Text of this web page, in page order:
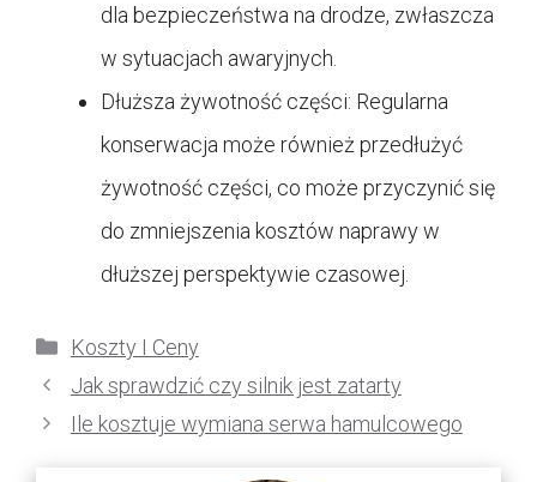
dla bezpieczeństwa na drodze, zwłaszcza
w sytuacjach awaryjnych.
Dłuższa żywotność części: Regularna
konserwacja może również przedłużyć
żywotność części, co może przyczynić się
do zmniejszenia kosztów naprawy w
dłuższej perspektywie czasowej.
Kategorie
Koszty I Ceny
Jak sprawdzić czy silnik jest zatarty
Ile kosztuje wymiana serwa hamulcowego